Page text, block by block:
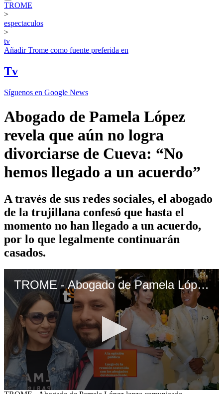
TROME
>
espectaculos
>
tv
AñadirTrome como fuente preferida en
Tv
Síguenos en Google News
Abogado de Pamela López
revela que aún no logra
divorciarse de Cueva: “No
hemos llegado a un acuerdo”
A través de sus redes sociales, el abogado
de la trujillana confesó que hasta el
momento no han llegado a un acuerdo,
por lo que legalmente continuarán
casados.
TROME - Abogado de Pamela López lanza comunicado